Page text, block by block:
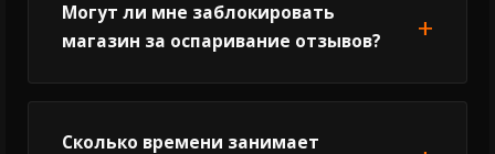
Могут ли мне заблокировать
магазин за оспаривание отзывов?
Сколько времени занимает